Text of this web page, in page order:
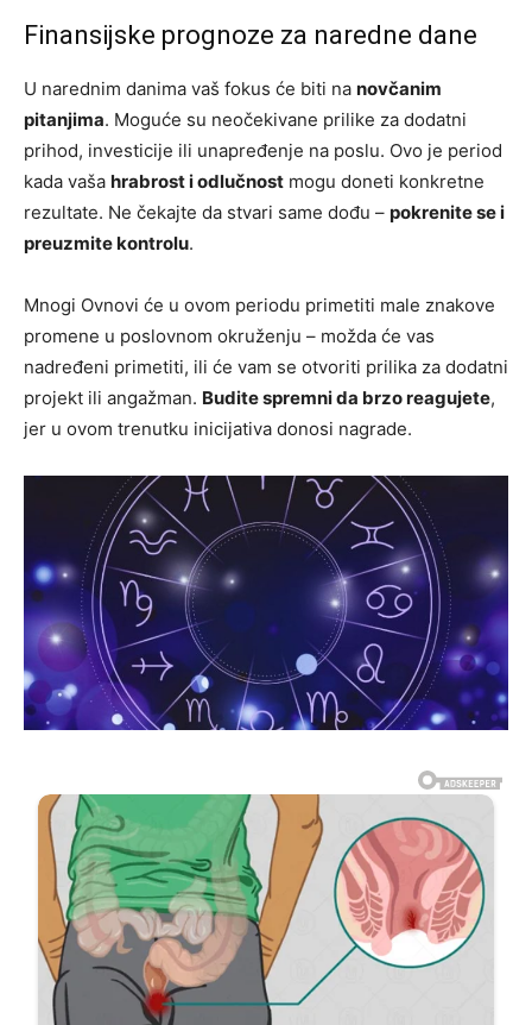
Finansijske prognoze za naredne dane
U narednim danima vaš fokus će biti na novčanim
pitanjima. Moguće su neočekivane prilike za dodatni
prihod, investicije ili unapređenje na poslu. Ovo je period
kada vaša hrabrost i odlučnost mogu doneti konkretne
rezultate. Ne čekajte da stvari same dođu – pokrenite se i
preuzmite kontrolu.
Mnogi Ovnovi će u ovom periodu primetiti male znakove
promene u poslovnom okruženju – možda će vas
nadređeni primetiti, ili će vam se otvoriti prilika za dodatni
projekt ili angažman. Budite spremni da brzo reagujete,
jer u ovom trenutku inicijativa donosi nagrade.